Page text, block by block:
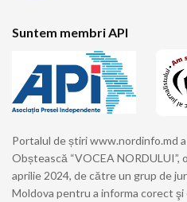
Suntem membri API
Portalul de știri www.nordinfo.md
Obștească “VOCEA NORDULUI”,
aprilie 2024, de către un grup de
Moldova pentru a informa corect